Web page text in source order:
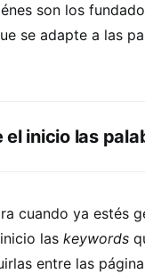
son los
se adapte a las
el inicio las
cuando ya estés
las keywords
entre las